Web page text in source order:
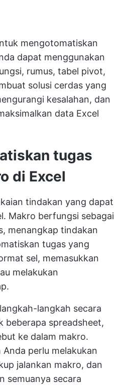
mengotomatiskan
dapat menggunakan
rumus, tabel pivot,
solusi cerdas yang
kesalahan, dan
data Excel
tugas
di Excel
tindakan yang dapat
Makro berfungsi sebagai
menangkap tindakan
tugas yang
sel, memasukkan
melakukan
langkah secara
beberapa spreadsheet,
ke dalam makro.
perlu melakukan
jalankan makro, dan
semuanya secara